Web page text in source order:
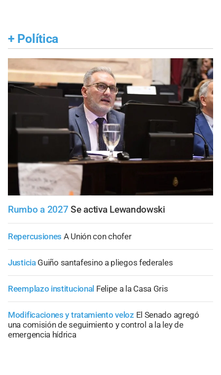
+ Política
Rumbo a 2027 Se activa Lewandowski
Repercusiones A Unión con chofer
Justicia Guiño santafesino a pliegos federales
Reemplazo institucional Felipe a la Casa Gris
Modificaciones y tratamiento veloz El Senado agregó
una comisión de seguimiento y control a la ley de
emergencia hídrica